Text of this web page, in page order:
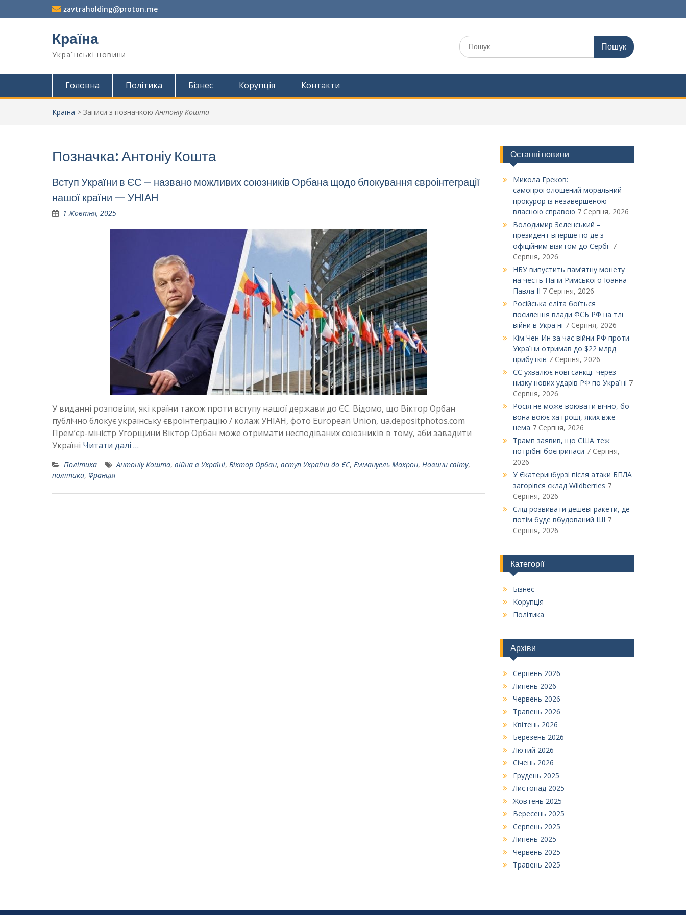
до
zavtraholding@proton.me
Країна
Українські новини
Шукати:
Головна Політика Бізнес Корупція Контакти
Країна > Записи з позначкоюАнтоніу Кошта
Позначка:Антоніу Кошта
Вступ України в ЄС – названо можливих союзників Орбана щодо блокування євроінтеграції
нашої країни — УНІАН
1 Жовтня, 2025
У виданні розповіли, які країни також проти вступу нашої держави до ЄС. Відомо, що Віктор Орбан
публічно блокує українську євроінтеграцію / колаж УНІАН, фото European Union, ua.depositphotos.com
Прем’єр-міністр Угорщини Віктор Орбан може отримати несподіваних союзників в тому, аби завадити
Україні Читати далі …
Політика Антоніу Кошта, війна в Україні, Віктор Орбан, вступ України до ЄС, Еммануель Макрон, Новини світу,
політика, Франція
Останні новини
Микола Греков:
самопроголошений моральний
прокурор із незавершеною
власною справою 7 Серпня, 2026
Володимир Зеленський –
президент вперше поїде з
офіційним візитом до Сербії 7
Серпня, 2026
НБУ випустить памʼятну монету
на честь Папи Римського Іоанна
Павла ІІ 7 Серпня, 2026
Російська еліта боїться
посилення влади ФСБ РФ на тлі
війни в Україні 7 Серпня, 2026
Кім Чен Ин за час війни РФ проти
України отримав до $22 млрд
прибутків 7 Серпня, 2026
ЄС ухвалює нові санкції через
низку нових ударів РФ по Україні 7
Серпня, 2026
Росія не може воювати вічно, бо
вона воює ха гроші, яких вже
нема 7 Серпня, 2026
Трамп заявив, що США теж
потрібні боєприпаси 7 Серпня,
2026
У Єкатеринбурзі після атаки БПЛА
загорівся склад Wildberries 7
Серпня, 2026
Слід розвивати дешеві ракети, де
потім буде вбудований ШІ 7
Серпня, 2026
Категорії
Бізнес
Корупція
Політика
Архіви
Серпень 2026
Липень 2026
Червень 2026
Травень 2026
Квітень 2026
Березень 2026
Лютий 2026
Січень 2026
Грудень 2025
Листопад 2025
Жовтень 2025
Вересень 2025
Серпень 2025
Липень 2025
Червень 2025
Травень 2025